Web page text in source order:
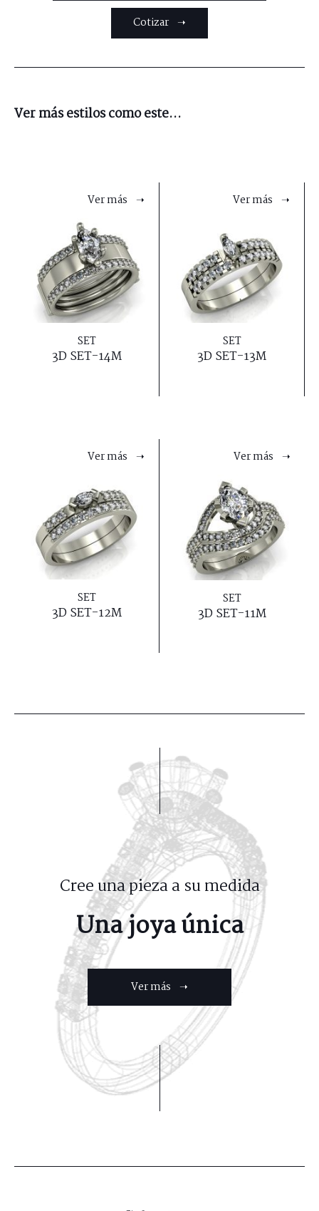
Cotizar ➝
Ver más estilos como este...
Ver más ➝
SET
3D SET-14M
Ver más ➝
SET
3D SET-13M
Ver más ➝
SET
3D SET-12M
Ver más ➝
SET
3D SET-11M
Cree una pieza a su medida
Una joya única
Ver más ➝